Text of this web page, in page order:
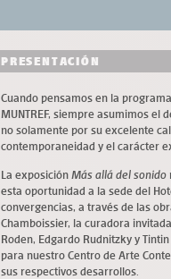
PRESENTACIÓN
Cuando pensamos en la
MUNTREF, siempre asumimos
no solamente por su excelente
contemporaneidad y el carácter
La exposiciónMás allá del sonido
esta oportunidad a la sede del
convergencias, a través de las
Chamboissier, la curadora
Roden, Edgardo Rudnitzky y
para nuestro Centro de Arte
sus respectivos desarrollos.